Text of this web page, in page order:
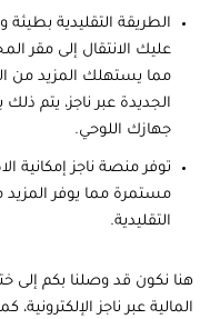
الطريقة التقليدية
عليك الانتقال إلى مقر
مما يستهلك المزيد من
الجديدة عبر ناجز، يتم
جهازك اللوحي.
توفر منصة ناجز إمكانية
مستمرة مما يوفر
التقليدية.
هنا نكون قد وصلنا بكم إلى
المالية عبر ناجز